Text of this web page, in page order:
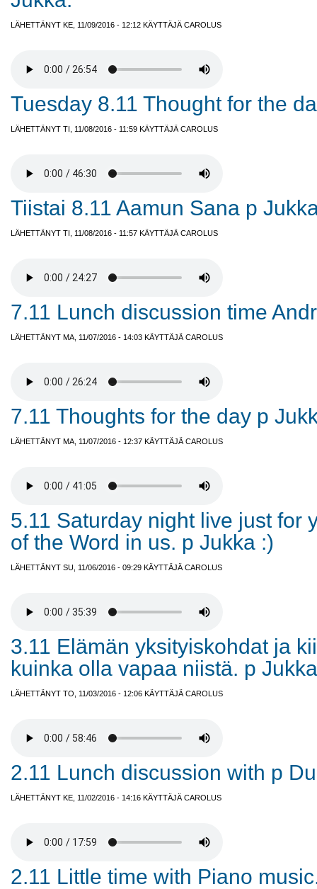
LÄHETTÄNYT KE, 11/09/2016 - 12:12 KÄYTTÄJÄ CAROLUS
Tuesday 8.11 Thought for the
LÄHETTÄNYT TI, 11/08/2016 - 11:59 KÄYTTÄJÄ CAROLUS
Tiistai 8.11 Aamun Sana p
LÄHETTÄNYT TI, 11/08/2016 - 11:57 KÄYTTÄJÄ CAROLUS
7.11 Lunch discussion time
LÄHETTÄNYT MA, 11/07/2016 - 14:03 KÄYTTÄJÄ CAROLUS
7.11 Thoughts for the day p
LÄHETTÄNYT MA, 11/07/2016 - 12:37 KÄYTTÄJÄ CAROLUS
5.11 Saturday night live just for
of the Word in us. p Jukka :)
LÄHETTÄNYT SU, 11/06/2016 - 09:29 KÄYTTÄJÄ CAROLUS
3.11 Elämän yksityiskohdat ja
kuinka olla vapaa niistä. p
LÄHETTÄNYT TO, 11/03/2016 - 12:06 KÄYTTÄJÄ CAROLUS
2.11 Lunch discussion with p
LÄHETTÄNYT KE, 11/02/2016 - 14:16 KÄYTTÄJÄ CAROLUS
2.11 Little time with Piano